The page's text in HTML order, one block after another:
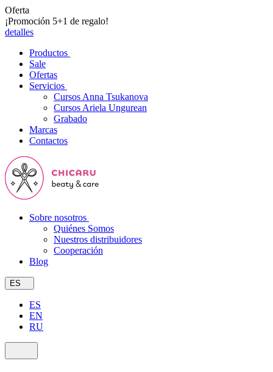
Oferta
¡Promoción 5+1 de regalo!
detalles
Productos
Sale
Ofertas
Servicios
Cursos Anna Tsukanova
Cursos Ariela Ungurean
Grabado
Marcas
Contactos
Sobre nosotros
Quiénes Somos
Nuestros distribuidores
Cooperación
Blog
ES
ES
EN
RU